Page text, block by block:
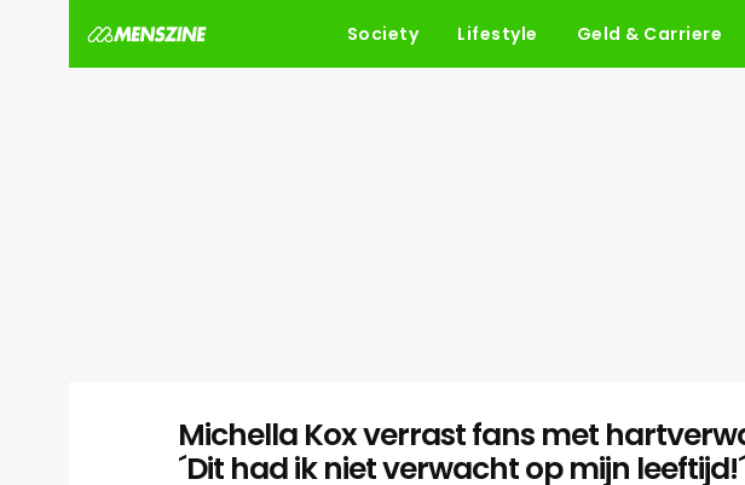
Society Lifestyle Geld & Carriere
Michella Kox verrast fans met
´Dit had ik niet verwacht op mijn leeftijd!´